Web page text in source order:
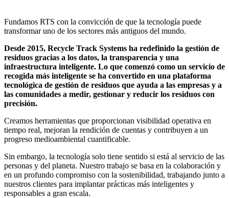
Fundamos RTS con la convicción de que la tecnología puede
transformar uno de los sectores más antiguos del mundo.
Desde 2015, Recycle Track Systems ha redefinido la gestión de
residuos gracias a los datos, la transparencia y una
infraestructura inteligente. Lo que comenzó como un servicio de
recogida más inteligente se ha convertido en una plataforma
tecnológica de gestión de residuos que ayuda a las empresas y a
las comunidades a medir, gestionar y reducir los residuos con
precisión.
Creamos herramientas que proporcionan visibilidad operativa en
tiempo real, mejoran la rendición de cuentas y contribuyen a un
progreso medioambiental cuantificable.
Sin embargo, la tecnología solo tiene sentido si está al servicio de las
personas y del planeta. Nuestro trabajo se basa en la colaboración y
en un profundo compromiso con la sostenibilidad, trabajando junto a
nuestros clientes para implantar prácticas más inteligentes y
responsables a gran escala.